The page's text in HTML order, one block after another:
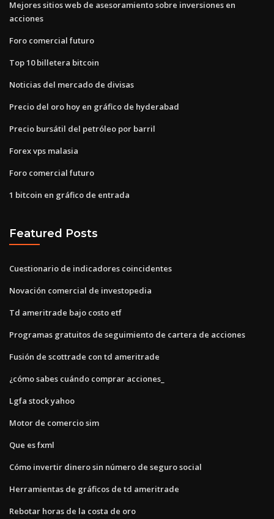
Mejores sitios web de asesoramiento sobre inversiones en
acciones
Foro comercial futuro
Top 10 billetera bitcoin
Noticias del mercado de divisas
Precio del oro hoy en gráfico de hyderabad
Precio bursátil del petróleo por barril
Forex vps malasia
Foro comercial futuro
1 bitcoin en gráfico de entrada
Featured Posts
Cuestionario de indicadores coincidentes
Novación comercial de investopedia
Td ameritrade bajo costo etf
Programas gratuitos de seguimiento de cartera de acciones
Fusión de scottrade con td ameritrade
¿cómo sabes cuándo comprar acciones_
Lgfa stock yahoo
Motor de comercio sim
Que es fxml
Cómo invertir dinero sin número de seguro social
Herramientas de gráficos de td ameritrade
Rebotar horas de la costa de oro